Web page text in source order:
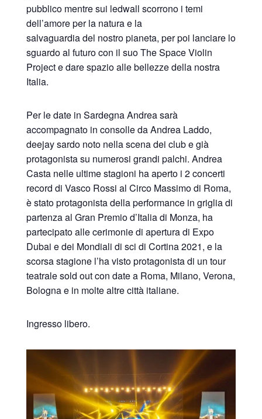
pubblico mentre sui ledwall scorrono i temi
dell’amore per la natura e la
salvaguardia del nostro pianeta, per poi lanciare lo
sguardo al futuro con il suo The Space Violin
Project e dare spazio alle bellezze della nostra
Italia.
Per le date in Sardegna Andrea sarà
accompagnato in consolle da Andrea Laddo,
deejay sardo noto nella scena dei club e già
protagonista su numerosi grandi palchi. Andrea
Casta nelle ultime stagioni ha aperto i 2 concerti
record di Vasco Rossi al Circo Massimo di Roma,
è stato protagonista della performance in griglia di
partenza al Gran Premio d’Italia di Monza, ha
partecipato alle cerimonie di apertura di Expo
Dubai e dei Mondiali di sci di Cortina 2021, e la
scorsa stagione l’ha visto protagonista di un tour
teatrale sold out con date a Roma, Milano, Verona,
Bologna e in molte altre città italiane.
Ingresso libero.